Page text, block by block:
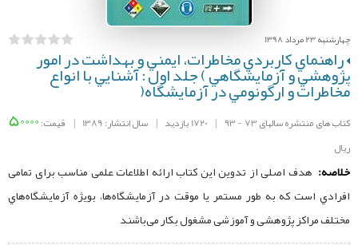
چهارشنبه 23 مرداد 1398
راهنماي كاربردي مخاطرات، ايمني و بهداشت در امور
پژوهشي و آزمايشگاهي ) جلد اول : آشنايي با انواع
مخاطرات و ارگونومي در آزمايشگاه(
کتاب های منتشره سالهای 73 - 93 | 1720 بازدید | سال انتشار: 1389 | قیمت:50000
ریال
خلاصه: هدف اصلی از تدوين اين كتاب ارائه اطلاعات علمی مناسب برای تمامی
افرادي است كه به ‌طور مستمر یا موقت در آزمايشگاه‌ها، بويژه آزمايشگاه‌هاي
مختلف مراكز پژوهشی و آموزشی مشغول بکار می‌باشند